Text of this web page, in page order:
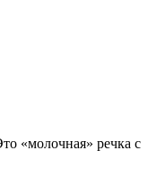
«молочная» речка с